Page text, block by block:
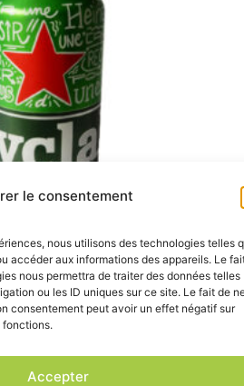
le consentement
nous utilisons des technologies telles
accéder aux informations des appareils. Le
nous permettra de traiter des données telles
ou les ID uniques sur ce site. Le fait de
consentement peut avoir un effet négatif sur
fonctions.
Accepter
HEINEKEN 33CL
2,45€
, tous droits réservés
|conditions générales de vente